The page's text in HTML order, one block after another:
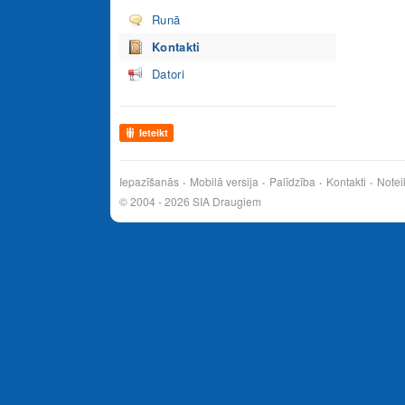
Runā
Kontakti
Datori
Ieteikt
Iepazīšanās Mobilā versija Palīdzība Kontakti
© 2004 - 2026 SIA Draugiem